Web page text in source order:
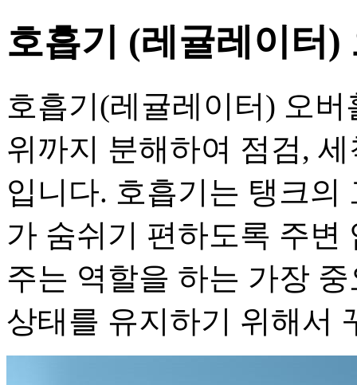
호흡기 (레귤레이터)
호흡기(레귤레이터) 오
위까지 분해하여 점검,
입니다. ​호흡기는 탱크의
가 숨쉬기 편하도록 주변
주는 역할을 하는 가장
상태를 유지하기 위해서